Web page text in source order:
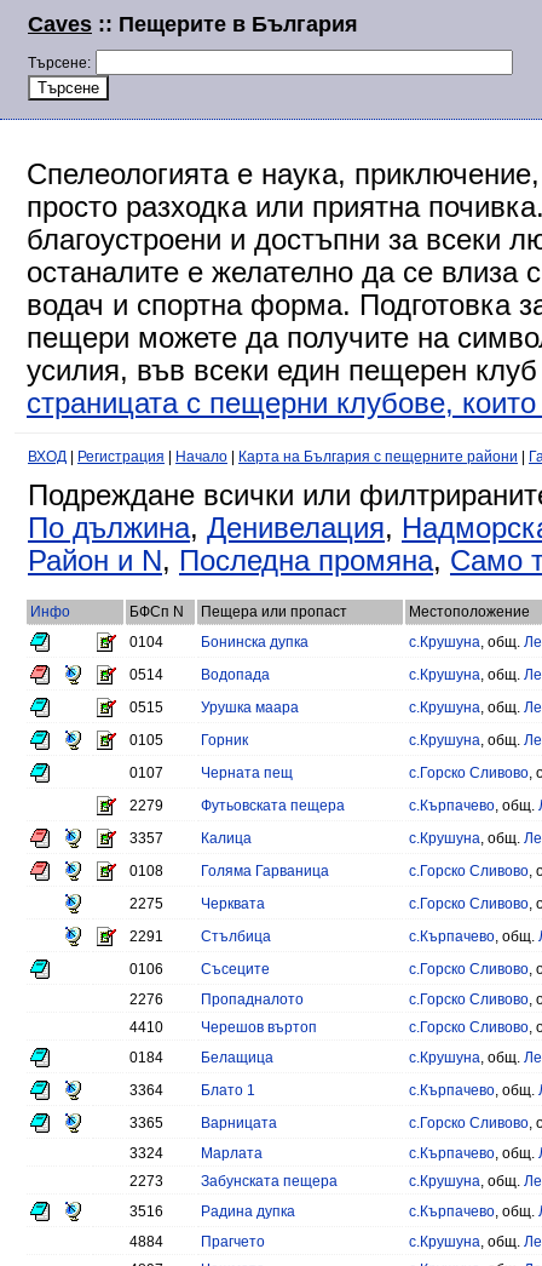
Caves :: Пещерите в България
Търсене:
Спелеологията е наука,
просто разходка или приятна
благоустроени и достъпни за всеки
останалите е желателно да се влиза
водач и спортна форма. Подготовка
пещери можете да получите на
усилия, във всеки един пещерен
страницата с пещерни клубове,
ВХОД Регистрация Начало Карта на България с пещерните райони
Подреждане всички или
По дължина, Денивелация,
Район и N, Последна промяна, Само
Инфо БФСп N Пещера или пропаст
Местоположение
0104
Бонинска дупка с.Крушуна, общ.
0514
Водопада с.Крушуна, общ.
0515
Урушка маара с.Крушуна, общ.
0105
Горник с.Крушуна, общ.
0107
Черната пещ с.Горско Сливово,
2279
Футьовската пещера с.Кърпачево, общ.
3357
Калица с.Крушуна, общ.
0108
Голяма Гарваница с.Горско Сливово,
2275
Черквата с.Горско Сливово,
2291
Стълбица с.Кърпачево, общ.
0106
Съсеците с.Горско Сливово,
2276
Пропадналото с.Горско Сливово,
4410
Черешов въртоп с.Горско Сливово,
0184
Белащица с.Крушуна, общ.
3364
Блато 1 с.Кърпачево, общ.
3365
Варницата с.Горско Сливово,
3324
Марлата с.Кърпачево, общ.
2273
Забунската пещера с.Крушуна, общ.
3516
Радина дупка с.Кърпачево, общ.
4884
Прагчето с.Крушуна, общ.